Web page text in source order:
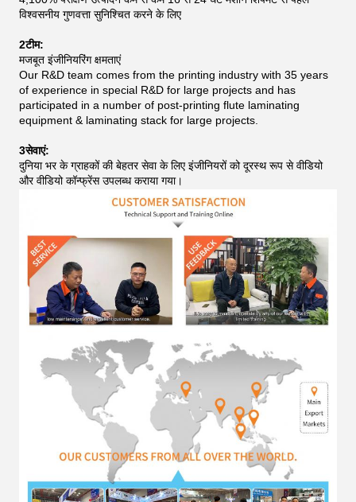
विश्वसनीय गुणवत्ता सुनिश्चित करने के लिए
2टीम:
मजबूत इंजीनियरिंग क्षमताएं
Our R&D team comes from the printing industry with 35 years
of experience in special R&D for large projects and has
participated in a number of post-printing flute laminating
equipment & laminating stack for large projects.
3सेवाएं:
दुनिया भर के ग्राहकों की बेहतर सेवा के लिए इंजीनियरों को दूरस्थ रूप से वीडियो
और वीडियो कॉन्फ्रेंस उपलब्ध कराया गया।